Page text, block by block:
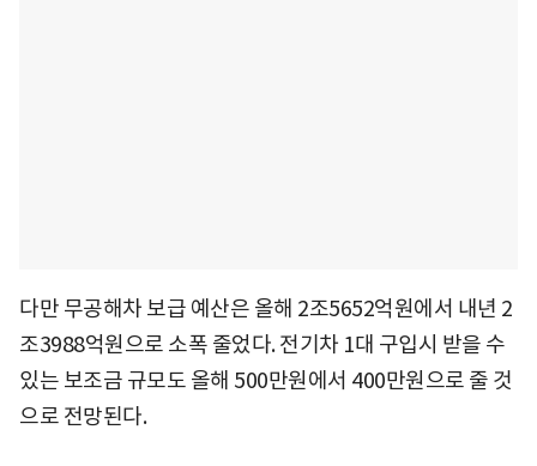
다만 무공해차 보급 예산은 올해 2조5652억원에서 내년 2
조3988억원으로 소폭 줄었다. 전기차 1대 구입시 받을 수
있는 보조금 규모도 올해 500만원에서 400만원으로 줄 것
으로 전망된다.